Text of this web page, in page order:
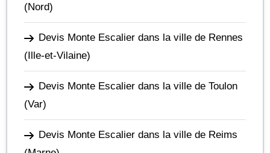
(Nord)
Devis Monte Escalier dans la ville de Rennes
(Ille-et-Vilaine)
Devis Monte Escalier dans la ville de Toulon
(Var)
Devis Monte Escalier dans la ville de Reims